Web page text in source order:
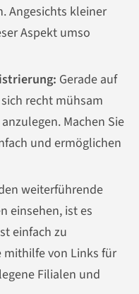
Angesichts kleiner
Aspekt umso
Gerade auf
recht mühsam
Machen Sie
und ermöglichen
weiterführende
einsehen, ist es
einfach zu
mithilfe von Links für
Filialen und